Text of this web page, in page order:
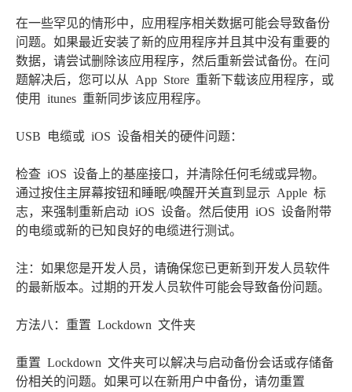
在一些罕见的情形中，应用程序相关数据可能会导致备份
问题。如果最近安装了新的应用程序并且其中没有重要的
数据，请尝试删除该应用程序，然后重新尝试备份。在问
题解决后，您可以从 App Store 重新下载该应用程序，或
使用 itunes 重新同步该应用程序。
USB 电缆或 iOS 设备相关的硬件问题：
检查 iOS 设备上的基座接口，并清除任何毛绒或异物。
通过按住主屏幕按钮和睡眠/唤醒开关直到显示 Apple 标
志，来强制重新启动 iOS 设备。然后使用 iOS 设备附带
的电缆或新的已知良好的电缆进行测试。
注：如果您是开发人员，请确保您已更新到开发人员软件
的最新版本。过期的开发人员软件可能会导致备份问题。
方法八：重置 Lockdown 文件夹
重置 Lockdown 文件夹可以解决与启动备份会话或存储备
份相关的问题。如果可以在新用户中备份，请勿重置